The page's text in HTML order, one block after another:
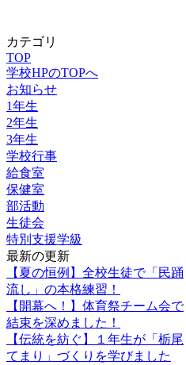
カテゴリ
TOP
学校HPのTOPへ
お知らせ
1年生
2年生
3年生
学校行事
給食室
保健室
部活動
生徒会
特別支援学級
最新の更新
【夏の恒例】全校生徒で「民踊
流し」の本格練習！
【開幕へ！】体育祭チーム会で
結束を深めました！
【伝統を紡ぐ】１年生が「栃尾
てまり」づくりを学びました